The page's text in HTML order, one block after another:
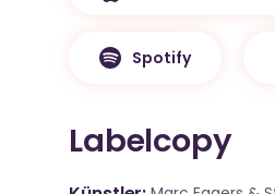
Spotify
Labelcopy